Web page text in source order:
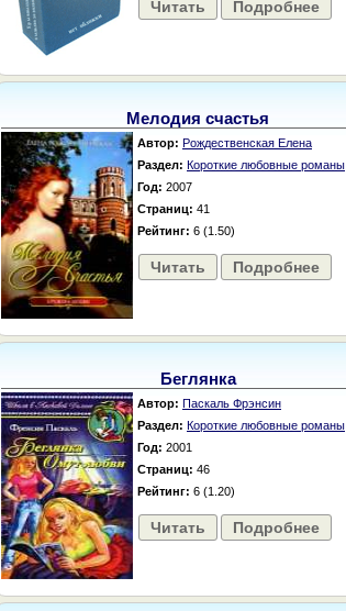
Читать Подробнее
Мелодия счастья
Автор: Рождественская Елена
Раздел: Короткие любовные романы
Год: 2007
Страниц: 41
Рейтинг: 6 (1.50)
Читать Подробнее
Беглянка
Автор: Паскаль Фрэнсин
Раздел: Короткие любовные романы
Год: 2001
Страниц: 46
Рейтинг: 6 (1.20)
Читать Подробнее